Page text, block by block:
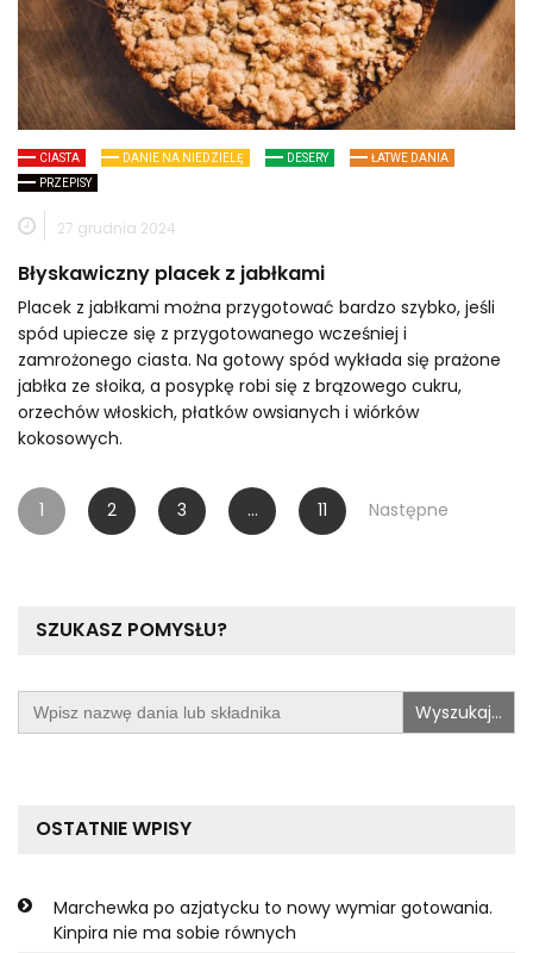
CIASTA DANIE NA NIEDZIELĘ DESERY
ŁATWE DANIA
PRZEPISY
27 grudnia 2024
Błyskawiczny placek z jabłkami
Placek z jabłkami można przygotować bardzo szybko, jeśli
spód upiecze się z przygotowanego wcześniej i
zamrożonego ciasta. Na gotowy spód wykłada się prażone
jabłka ze słoika, a posypkę robi się z brązowego cukru,
orzechów włoskich, płatków owsianych i wiórków
kokosowych.
Stronicowanie
wpisów
1 2 3 … 11 Następne
SZUKASZ POMYSŁU?
Search
for:
OSTATNIE WPISY
Marchewka po azjatycku to nowy wymiar gotowania.
Kinpira nie ma sobie równych